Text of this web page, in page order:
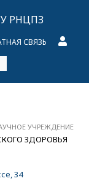
РНЦПЗ
СВЯЗЬ
УЧРЕЖДЕНИЕ
ЗДОРОВЬЯ
34